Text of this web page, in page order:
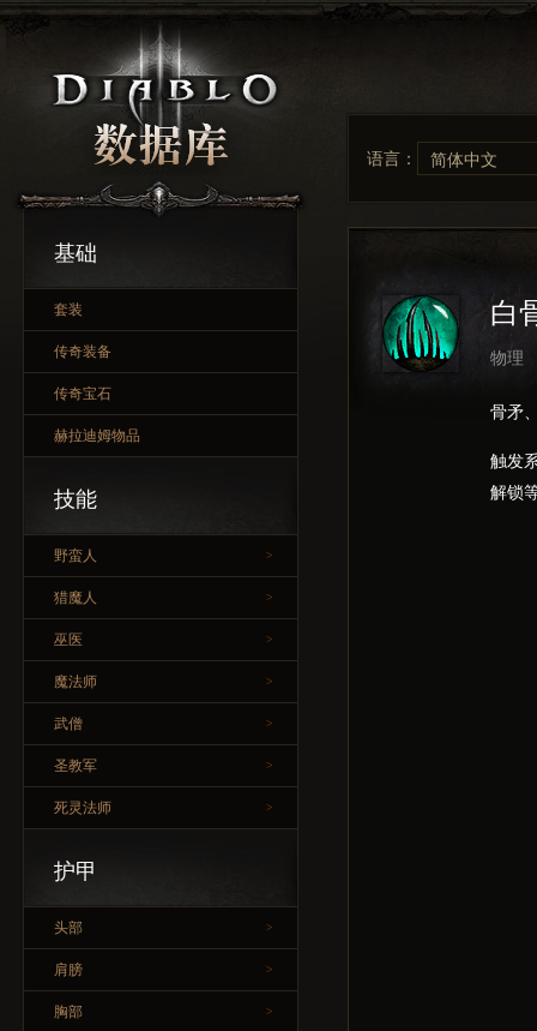
基础
套装
传奇装备
传奇宝石
赫拉迪姆物品
技能
野蛮人 >
猎魔人 >
巫医 >
魔法师 >
武僧 >
圣教军 >
死灵法师 >
护甲
头部 >
肩膀 >
胸部 >
语言： 简体中文
白
物理
骨矛
触发
解锁